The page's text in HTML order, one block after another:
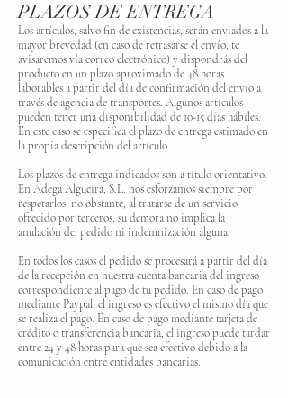
PLAZOS DE ENTREGA
Los artículos, salvo fin de existencias, serán enviados a la
mayor brevedad (en caso de retrasarse el envío, te
avisaremos vía correo electrónico) y dispondrás del
producto en un plazo aproximado de 48 horas
laborables a partir del día de confirmación del envío a
través de agencia de transportes. Algunos artículos
pueden tener una disponibilidad de 10-15 días hábiles.
En este caso se especifica el plazo de entrega estimado en
la propia descripción del artículo.
Los plazos de entrega indicados son a título orientativo.
En Adega Algueira, S.L. nos esforzamos siempre por
respetarlos, no obstante, al tratarse de un servicio
ofrecido por terceros, su demora no implica la
anulación del pedido ni indemnización alguna.
En todos los casos el pedido se procesará a partir del día
de la recepción en nuestra cuenta bancaria del ingreso
correspondiente al pago de tu pedido. En caso de pago
mediante Paypal, el ingreso es efectivo el mismo día que
se realiza el pago. En caso de pago mediante tarjeta de
crédito o transferencia bancaria, el ingreso puede tardar
entre 24 y 48 horas para que sea efectivo debido a la
comunicación entre entidades bancarias.